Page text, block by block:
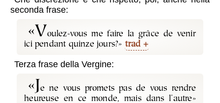
seconda frase:
«Voulez-vous me faire la grâce de venir
ici pendant quinze jours?» trad
Terza frase della Vergine:
«Je ne vous promets pas de vous rendre
heureuse en ce monde, mais dans l’autre»